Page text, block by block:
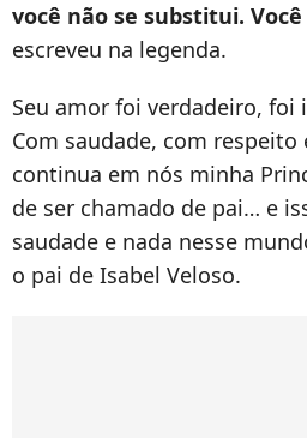
você não se substitui.
escreveu na legenda.
Seu amor foi verdadeiro, foi
Com saudade, com
continua em nós minha
de ser chamado de pai… e
saudade e nada nesse
o pai de Isabel Veloso.